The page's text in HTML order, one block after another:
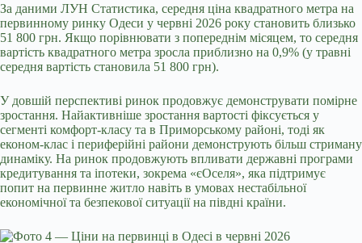
За даними ЛУН Статистика, середня ціна квадратного метра на
первинному ринку Одеси у червні 2026 року становить близько
51 800 грн. Якщо порівнювати з попереднім місяцем, то середня
вартість квадратного метра зросла приблизно на 0,9% (у травні
середня вартість становила 51 800 грн).
У довшій перспективі ринок продовжує демонструвати помірне
зростання. Найактивніше зростання вартості фіксується у
сегменті комфорт-класу та в Приморському районі, тоді як
економ-клас і периферійні райони демонструють більш стриману
динаміку. На ринок продовжують впливати державні програми
кредитування та іпотеки, зокрема «єОселя», яка підтримує
попит на первинне житло навіть в умовах нестабільної
економічної та безпекової ситуації на півдні країни.